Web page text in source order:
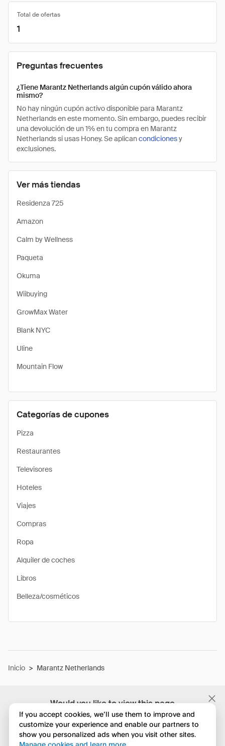
Would you like to view this page
in English?
No, seguir navegando
Ver más tiendas
Residenza 725
Amazon
Calm by Wellness
Paqueta
Okuma
Wiibuying
GrowMax Water
Blank NYC
Uline
Mountain Flow
Categorías de cupones
Pizza
Restaurantes
Televisores
Hoteles
Viajes
Compras
Ropa
Alquiler de coches
Libros
Belleza/cosméticos
Total de ofertas
1
Preguntas frecuentes
¿Tiene Marantz Netherlands algún cupón válido ahora
mismo?
No hay ningún cupón activo disponible para Marantz
Netherlands en este momento. Sin embargo, puedes recibir
una devolución de un 1% en tu compra en Marantz
Netherlands si usas Honey. Se aplicancondicionesy
exclusiones.
Inicio > Marantz Netherlands
If you accept cookies, we’ll use them to improve and
customize your experience and enable our partners to
show you personalized ads when you visit other sites.
Manage cookies and learn more